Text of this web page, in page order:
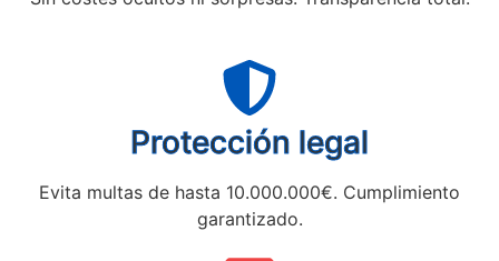
Protección legal
Evita multas de hasta 10.000.000€. Cumplimiento
garantizado.